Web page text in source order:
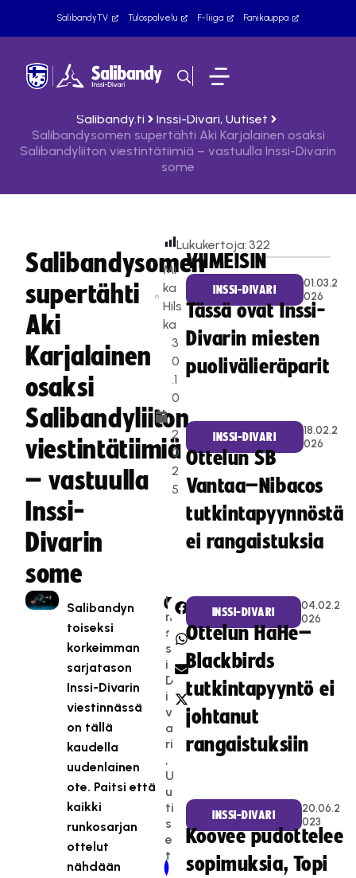
SalibandyTV Tulospalvelu F-liiga Fanikauppa
Salibandy.fi Inssi-Divari, Uutiset
Salibandysomen supertähti Aki Karjalainen osaksi
Salibandyliiton viestintätiimiä – vastuulla Inssi-Divarin
some
Salibandysomen
supertähti
Aki
Karjalainen
osaksi
Salibandyliiton
viestintätiimiä
– vastuulla
Inssi-
Divarin
some
Mi
ka
Hils
ka
3
0
.1
0
.
2
0
2
5
Lukukertoja: 322
Salibandyn
toiseksi
korkeimman
sarjatason
Inssi-Divarin
viestinnässä
on tällä
kaudella
uudenlainen
ote. Paitsi että
kaikki
runkosarjan
ottelut
nähdään
CATEGORIES:
I
n
s
s
i-
D
i
v
a
ri
,
U
u
ti
s
e
t
SHARE:
Older Post
Newer Post
VIIMEISIN
INSSI-DIVARI
01.03.2
026
Tässä ovat Inssi-
Divarin miesten
puolivälieräparit
INSSI-DIVARI
18.02.2
026
Ottelun SB
Vantaa–Nibacos
tutkintapyynnöstä
ei rangaistuksia
INSSI-DIVARI
04.02.2
026
Ottelun HaHe–
Blackbirds
tutkintapyyntö ei
johtanut
rangaistuksiin
INSSI-DIVARI
20.06.2
023
Koovee pudottelee
sopimuksia, Topi